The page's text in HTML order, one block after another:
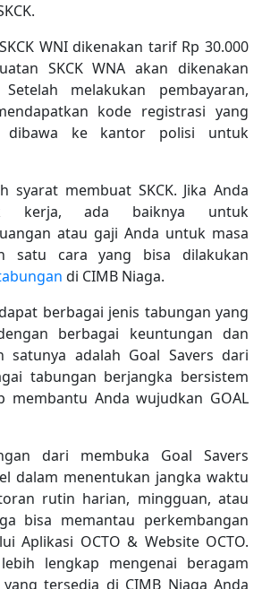
WNI dikenakan tarif Rp 30.000
SKCK WNA akan dikenakan
melakukan pembayaran,
kode registrasi yang
dibawa ke kantor polisi untuk
syarat membuat SKCK. Jika Anda
kerja, ada baiknya untuk
atau gaji Anda untuk masa
satu cara yang bisa dilakukan
di CIMB Niaga.
berbagai jenis tabungan yang
berbagai keuntungan dan
satunya adalah Goal Savers dari
tabungan berjangka bersistem
membantu Anda wujudkan GOAL
dari membuka Goal Savers
dalam menentukan jangka waktu
rutin harian, mingguan, atau
bisa memantau perkembangan
Aplikasi OCTO & Website OCTO.
lengkap mengenai beragam
tersedia di CIMB Niaga Anda